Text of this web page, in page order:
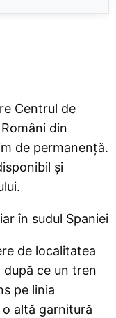
Centrul de
din
de permanență.
și
în sudul Spaniei
de localitatea
ce un tren
pe linia
altă garnitură